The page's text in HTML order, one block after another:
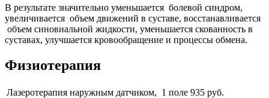
В результате значительно уменьшается болевой синдром,
увеличивается объем движений в суставе, восстанавливается
объем синовиальной жидкости, уменьшается скованность в
суставах, улучшается кровообращение и процессы обмена.
Физиотерапия
Лазеротерапия наружным датчиком, 1 поле 935 руб.